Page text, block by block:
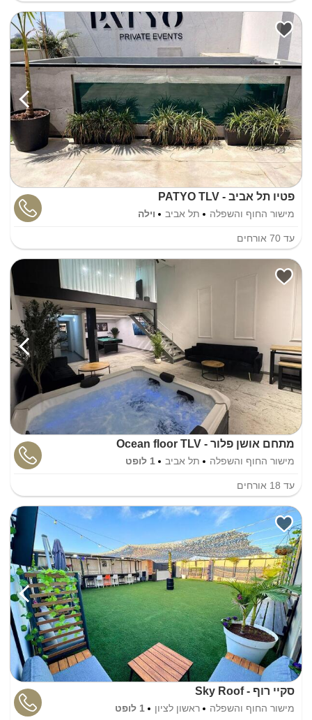
פטיו תל אביב - PATYO TLV
מישור החוף והשפלה תל אביב וילה
עד 70 אורחים
מתחם אושן פלור - Ocean floor TLV
מישור החוף והשפלה תל אביב 1 לופט
עד 18 אורחים
סקיי רוף - Sky Roof
מישור החוף והשפלה ראשון לציון 1 לופט